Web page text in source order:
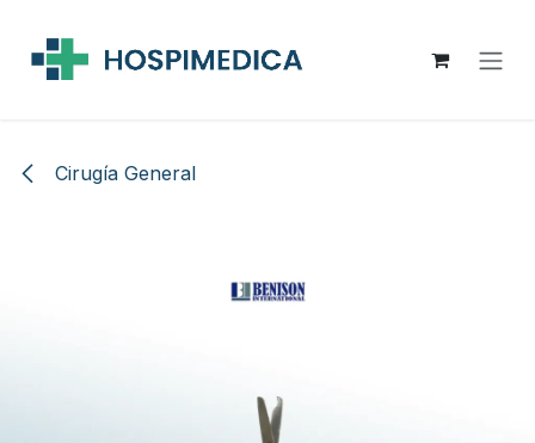
Cirugía General